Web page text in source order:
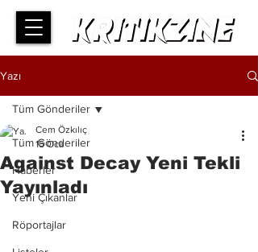
Yazı
Tüm Gönderiler
Haberler
Yeni Çıkanlar
Röportajlar
Tüm Gönderiler
Against Decay Yeni Tekli
Yayınladı
Cem Özkılıç
15 Oca